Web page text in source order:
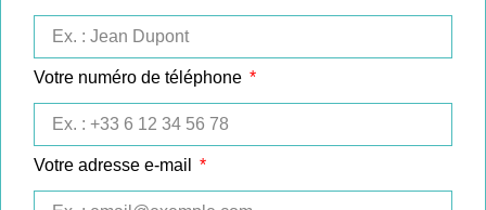
Votre numéro de téléphone
Votre adresse e-mail